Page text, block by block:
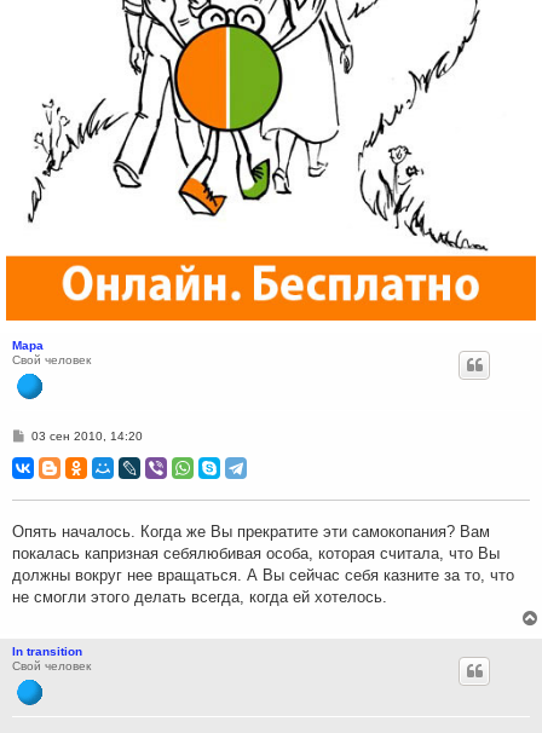
Мара
Свой человек
С
о
б
и
е
03 сен 2010, 14:20
Опять началось. Когда же Вы прекратите эти самокопания? Вам
покалась капризная себялюбивая особа, которая считала, что Вы
должны вокруг нее вращаться. А Вы сейчас себя казните за то, что
не смогли этого делать всегда, когда ей хотелось.
In transition
Свой человек